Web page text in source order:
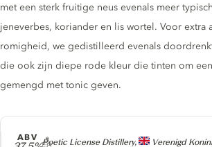
Producer
Poetic License Distillery, Verenigd
ABV
met een sterk fruitige neus evenals meer
jeneverbes, koriander en lis wortel. Voor extra
romigheid, we gedistilleerd evenals
die ook zijn diepe rode kleur die tinten om
gemengd met tonic geven.